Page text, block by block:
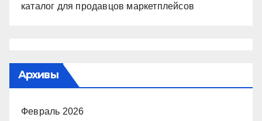
каталог для продавцов маркетплейсов
Архивы
Февраль 2026